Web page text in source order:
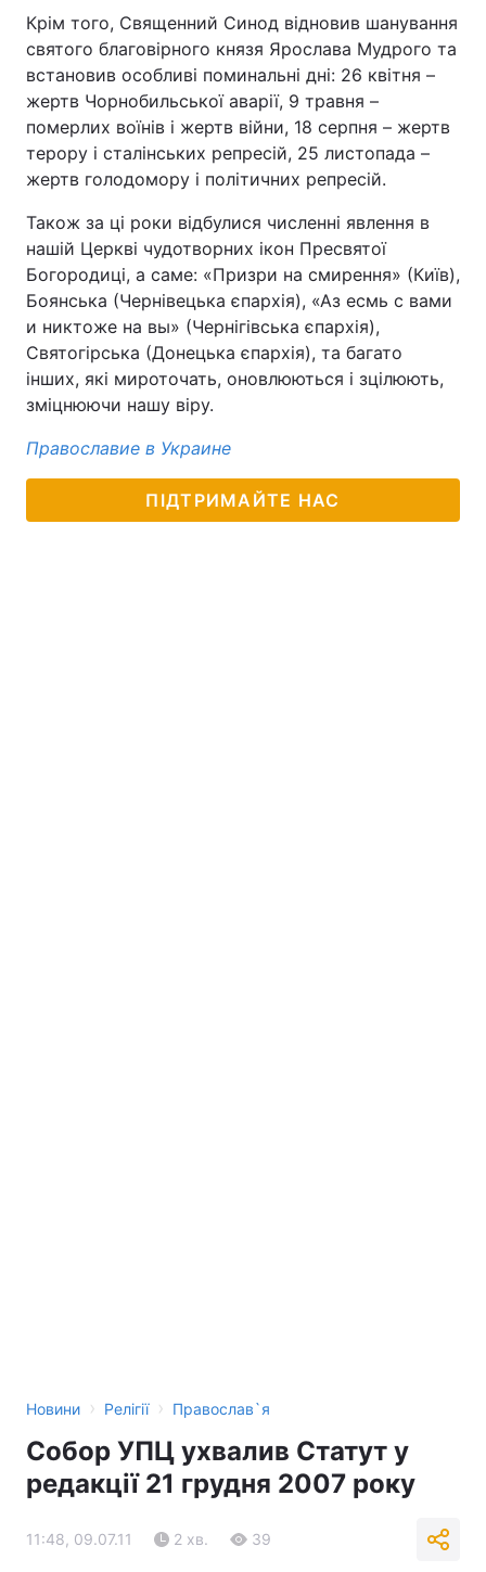
Крім того, Священний Синод відновив шанування
святого благовірного князя Ярослава Мудрого та
встановив особливі поминальні дні: 26 квітня –
жертв Чорнобильської аварії, 9 травня –
померлих воїнів і жертв війни, 18 серпня – жертв
терору і сталінських репресій, 25 листопада –
жертв голодомору і політичних репресій.
Також за ці роки відбулися численні явлення в
нашій Церкві чудотворних ікон Пресвятої
Богородиці, а саме: «Призри на смирення» (Київ),
Боянська (Чернівецька єпархія), «Аз есмь с вами
и никтоже на вы» (Чернігівська єпархія),
Святогірська (Донецька єпархія), та багато
інших, які мироточать, оновлюються і зцілюють,
зміцнюючи нашу віру.
Православие в Украине
ПІДТРИМАЙТЕ НАС
Новини › Релігії › Православ`я
Собор УПЦ ухвалив Статут у
редакції 21 грудня 2007 року
11:48, 09.07.11 2 хв. 39